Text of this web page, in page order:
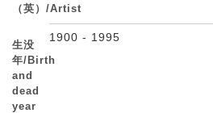
（英）/Artist
生没
年/Birth
and
dead
year
1900 - 1995